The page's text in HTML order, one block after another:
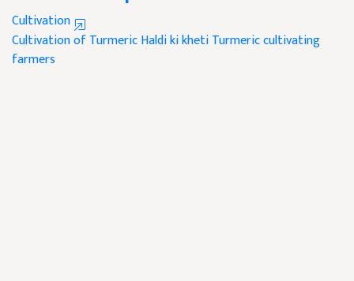
Cultivation
Cultivation of TurmericHaldi ki khetiTurmeric cultivating
farmers